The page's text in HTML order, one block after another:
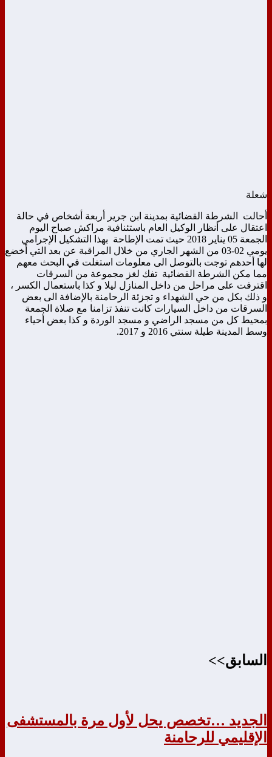
شعلة
أحالت الشرطة القضائية بمدينة ابن جرير أربعة أشخاص في حالة
اعتقال على أنظار الوكيل العام باستئنافية مراكش صباح اليوم
الجمعة 05 يناير 2018 حيث تمت الإطاحة بهذا التشكيل الإجرامي
يومي 02-03 من الشهر الجاري من خلال المراقبة عن بعد التي أخضع
لها أحدهم توجت بالتوصل الى معلومات استغلت في البحث معهم
مما مكن الشرطة القضائية تفك لغز مجموعة من السرقات
اقترفت على مراحل من داخل المنازل ليلا و كذا باستعمال الكسر ،
و ذلك بكل من حي الشهداء و تجزئة الرحامنة بالإضافة الى بعض
السرقات من داخل السيارات كانت تنفذ تزامنا مع صلاة الجمعة
بمحيط كل من مسجد الراضي و مسجد الوردة و كذا بعض أحياء
وسط المدينة طيلة سنتي 2016 و 2017.
السابق>>
الجديد …تخصص يحل لأول مرة بالمستشفى
الإقليمي للرحامنة